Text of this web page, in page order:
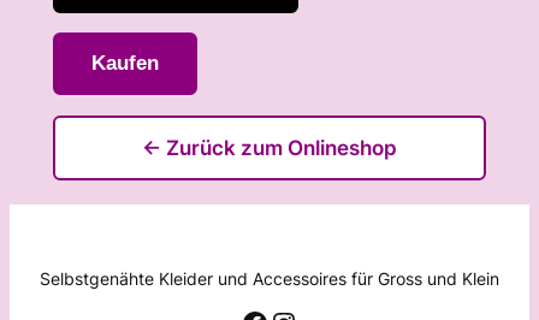
Kaufen
← Zurück zum Onlineshop
Selbstgenähte Kleider und Accessoires für Gross und Klein